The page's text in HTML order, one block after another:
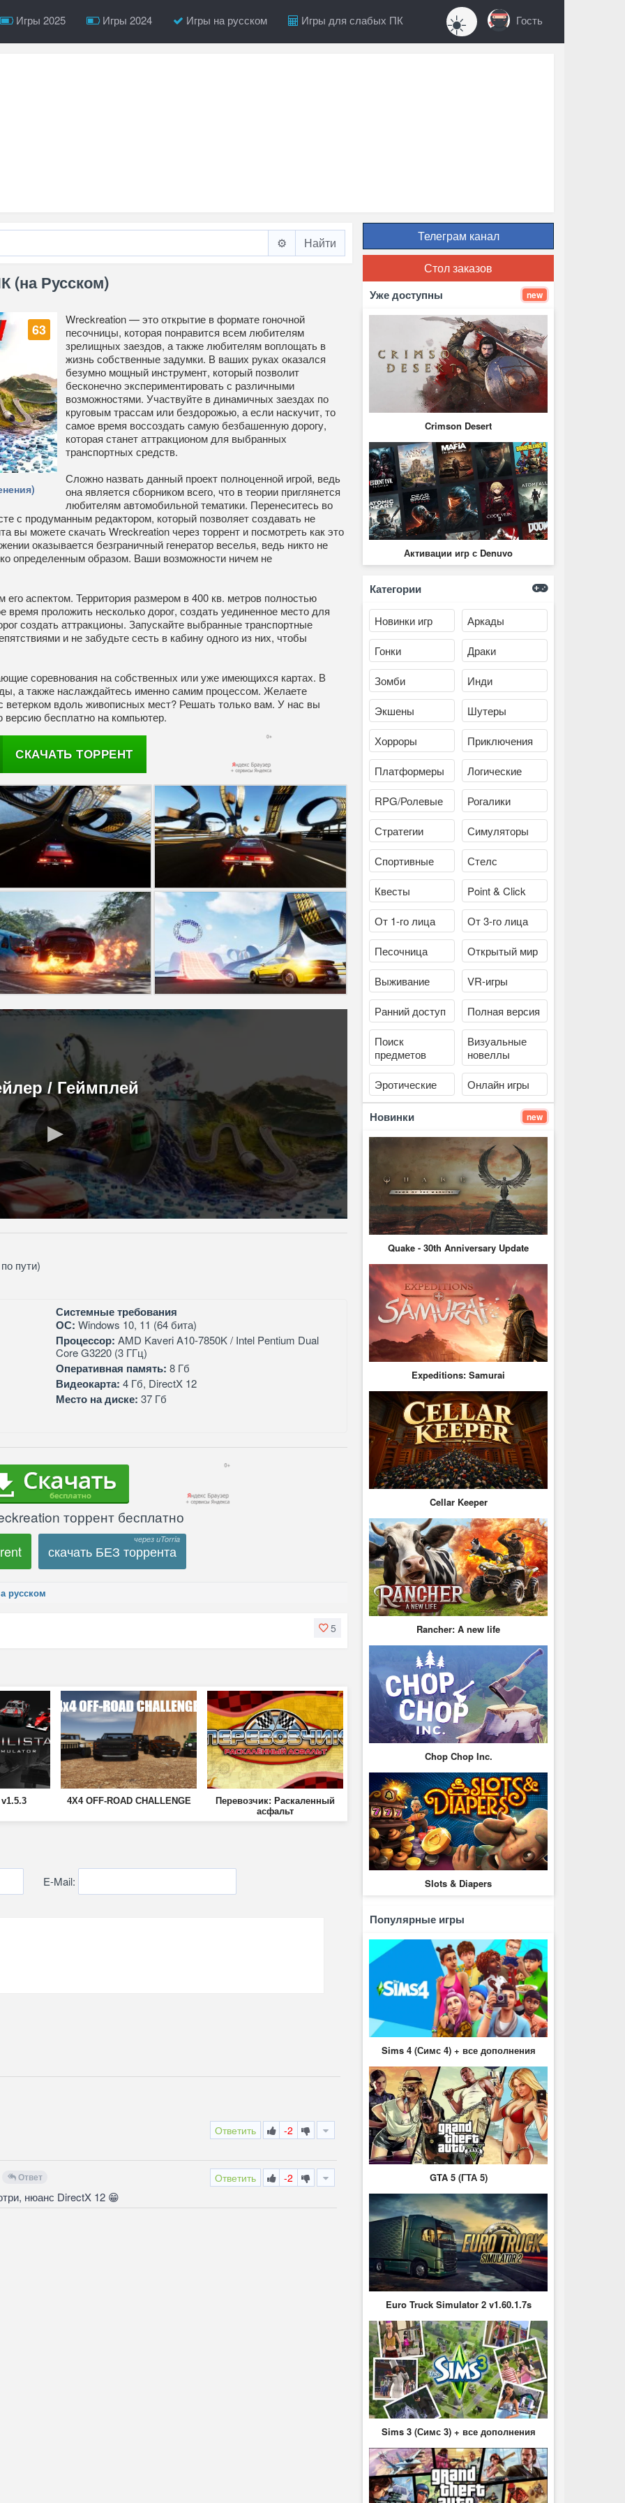
Игры 2025 Игры 2024 Игры на русском Игры для слабых ПК ☀️ Гость
⚙️
(на Русском)
63
Wreckreation — это открытие в формате гоночной
песочницы, которая понравится всем любителям
зрелищных заездов, а также любителям воплощать в
жизнь собственные задумки. В ваших руках оказался
безумно мощный инструмент, который позволит
бесконечно экспериментировать с различными
возможностями. Участвуйте в динамичных заездах по
круговым трассам или бездорожью, а если наскучит, то
самое время воссоздать самую безбашенную дорогу,
которая станет аттракционом для выбранных
транспортных средств.
Сложно назвать данный проект полноценной игрой, ведь
она является сборником всего, что в теории приглянется
любителям автомобильной тематики. Перенеситесь во
с продуманным редактором, который позволяет создавать не
вы можете скачать Wreckreation через торрент и посмотреть как это
оказывается безграничный генератор веселья, ведь никто не
определенным образом. Ваши возможности ничем не
аспектом. Территория размером в 400 кв. метров полностью
проложить несколько дорог, создать уединенное место для
создать аттракционы. Запускайте выбранные транспортные
и не забудьте сесть в кабину одного из них, чтобы
соревнования на собственных или уже имеющихся картах. В
а также наслаждайтесь именно самим процессом. Желаете
ветерком вдоль живописных мест? Решать только вам. У нас вы
бесплатно на компьютер.
СКАЧАТЬ ТОРРЕНТ
/ Геймплей
пути)
Системные требования
ОС: Windows 10, 11 (64 бита)
Процессор: AMD Kaveri A10-7850K / Intel Pentium Dual
Core G3220 (3 ГГц)
Оперативная память: 8 Гб
Видеокарта: 4 Гб, DirectX 12
Место на диске: 37 Гб
торрент бесплатно
скачать БЕЗ торрента
русском
5
4X4 OFF-ROAD CHALLENGE
Перевозчик: Раскаленный
асфальт
E-Mail:
Ответить -2
Ответить -2
Ответ
нюанс DirectX 12 😁
Телеграм канал
Стол заказов
Уже доступны new
Crimson Desert
Активации игр с Denuvo
Категории
Новинки игр Аркады
Гонки Драки
Зомби Инди
Экшены Шутеры
Хорроры Приключения
Платформеры Логические
RPG/Ролевые Рогалики
Стратегии Симуляторы
Спортивные Стелс
Квесты Point & Click
От 1-го лица От 3-го лица
Песочница Открытый мир
Выживание VR-игры
Ранний доступ Полная версия
Поиск
предметов
Визуальные
новеллы
Эротические Онлайн игры
Новинки new
Quake - 30th Anniversary Update
Expeditions: Samurai
Cellar Keeper
Rancher: A new life
Chop Chop Inc.
Slots & Diapers
Популярные игры
Sims 4 (Симс 4) + все дополнения
GTA 5 (ГТА 5)
Euro Truck Simulator 2 v1.60.1.7s
Sims 3 (Симс 3) + все дополнения